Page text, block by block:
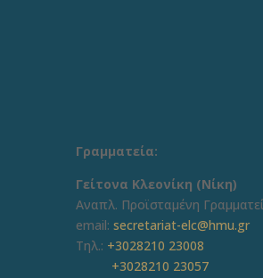
Γραμματεία:
Γείτονα Κλεονίκη (Νίκη)
Aναπλ. Προϊσταμένη
email: secretariat-elc@hmu.gr
Τηλ.: +3028210 23008
+3028210 23057